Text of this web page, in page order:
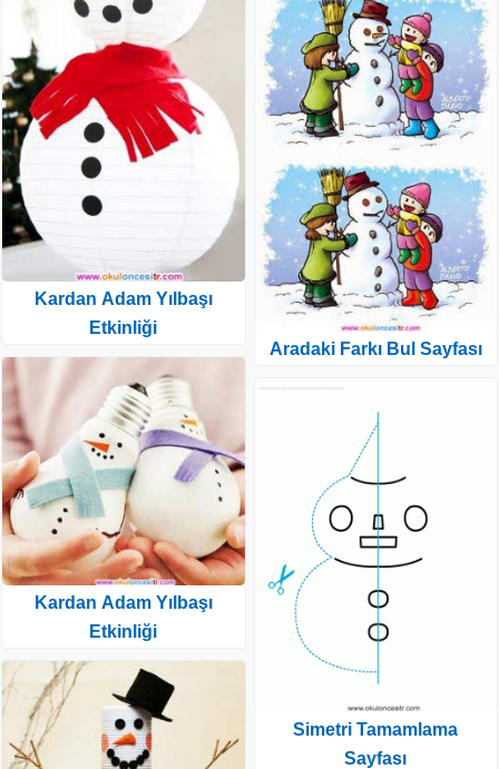
Kardan Adam Yılbaşı
Etkinliği
Kardan Adam Yılbaşı
Etkinliği
Aradaki Farkı Bul Sayfası
Simetri Tamamlama
Sayfası